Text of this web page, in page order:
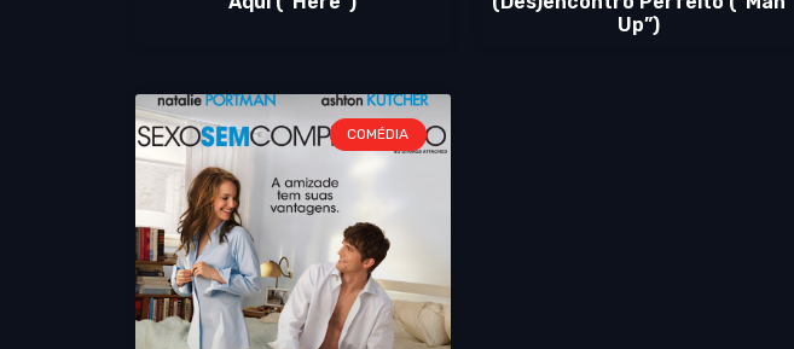
Up”)
COMÉDIA